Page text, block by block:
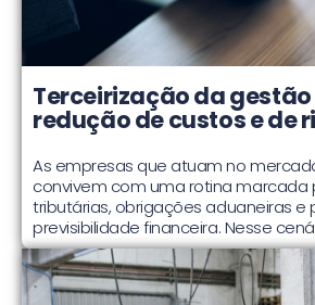
Terceirização da
redução de custos e de
As empresas que atuam no
convivem com uma rotina marcada
tributárias, obrigações aduaneiras e
previsibilidade financeira. Nesse